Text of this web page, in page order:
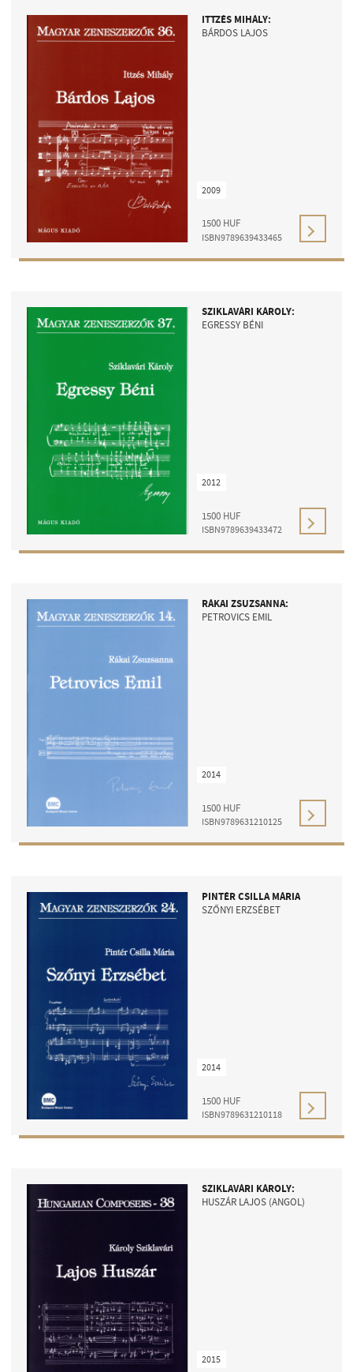
ITTZÉS MIHÁLY:
BÁRDOS LAJOS
1500 HUF
ISBN9789639433465
2009
SZIKLAVÁRI KÁROLY:
EGRESSY BÉNI
1500 HUF
ISBN9789639433472
2012
RÁKAI ZSUZSANNA:
PETROVICS EMIL
1500 HUF
ISBN9789631210125
2014
PINTÉR CSILLA MÁRIA
SZŐNYI ERZSÉBET
1500 HUF
ISBN9789631210118
2014
SZIKLAVÁRI KÁROLY:
HUSZÁR LAJOS (ANGOL)
2015